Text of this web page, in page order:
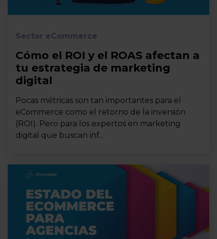
Sector eCommerce
Cómo el ROI y el ROAS afectan a
tu estrategia de marketing
digital
Pocas métricas son tan importantes para el
eCommerce como el retorno de la inversión
(ROI). Pero para los expertos en marketing
digital que buscan inf...